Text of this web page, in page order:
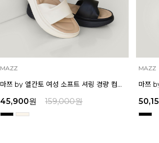
MAZZ
마쯔 by 엘칸토 여성 별 스톤 플랫폼 샌들 5cm LCWW26M626
50,150원 159,000원
MAZZ